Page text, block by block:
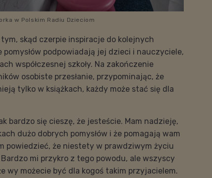
w Polskim Radiu Dzieciom
skąd czerpie inspiracje do kolejnych
pomysłów podpowiadają jej dzieci i nauczyciele,
współczesnej szkoły. Na zakończenie
osobiste przesłanie, przypominając, że
tylko w książkach, każdy może stać się dla
bardzo się cieszę, że jesteście. Mam nadzieję,
dużo dobrych pomysłów i że pomagają wam
powiedzieć, że niestety w prawdziwym życiu
mi przykro z tego powodu, ale wszyscy
wy możecie być dla kogoś takim przyjacielem.